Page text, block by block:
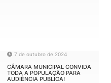
7 de outubro de 2024
CÂMARA MUNICIPAL CONVIDA
TODA A POPULAÇÃO PARA
AUDIÊNCIA PUBLICA!